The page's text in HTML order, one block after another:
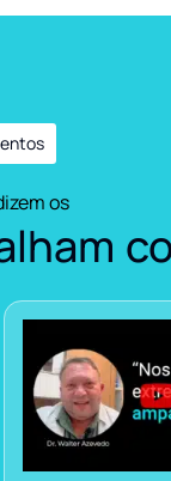
os